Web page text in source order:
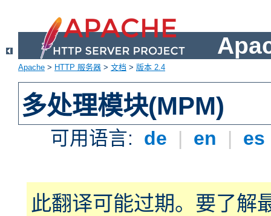
Apache > HTTP 服务器 > 文档 > 版本 2.4
多处理模块(MPM)
可用语言: de | en | es
此翻译可能过期。要了解